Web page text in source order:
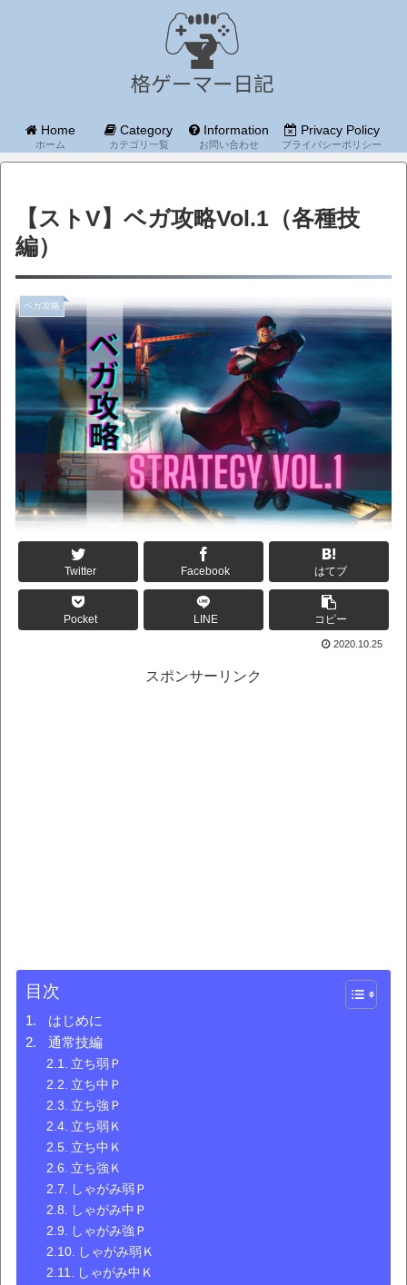
Home
ホーム
Category
カテゴリ一覧
Information
お問い合わせ
Privacy Policy
プライバシーポリシー
【ストV】ベガ攻略Vol.1（各種技
編）
ベガ攻略
Twitter Facebook はてブ
Pocket LINE コピー
2020.10.25
スポンサーリンク
目次
はじめに
通常技編
立ち弱Ｐ
立ち中Ｐ
立ち強Ｐ
立ち弱Ｋ
立ち中Ｋ
立ち強Ｋ
しゃがみ弱Ｐ
しゃがみ中Ｐ
しゃがみ強Ｐ
しゃがみ弱Ｋ
しゃがみ中Ｋ